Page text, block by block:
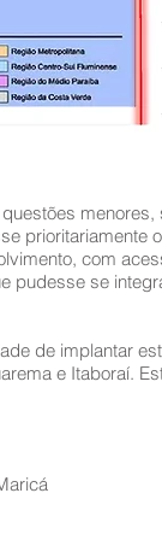
prioritariamente
com
pudesse se
de implantar
e Itaboraí.